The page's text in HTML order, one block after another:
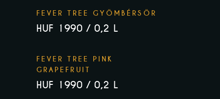
FEVER TREE GYÖMBÉRSÖR
HUF 1990 / 0,2 L
FEVER TREE PINK
GRAPEFRUIT
HUF 1990 / 0,2 L